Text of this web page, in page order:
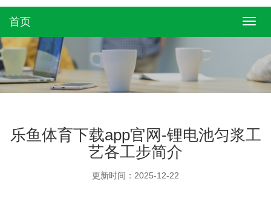
首页
乐鱼体育下载app官网-锂电池匀浆工
艺各工步简介
更新时间：2025-12-22